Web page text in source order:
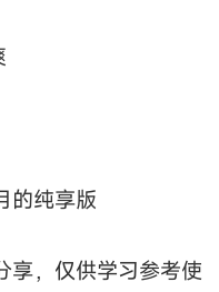
的纯享版
享，仅供学习参考使